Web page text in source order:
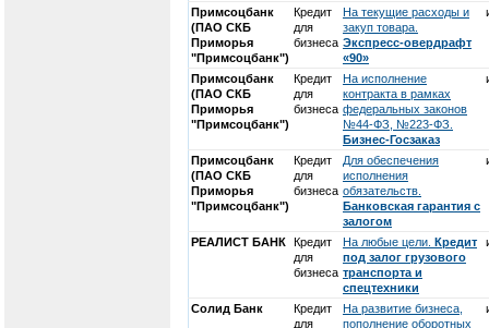
Примсоцбанк
(ПАО СКБ
Приморья
"Примсоцбанк")
Кредит
для
бизнеса
На текущие расходы и
закуп товара.
Экспресс-овердрафт
«90»
Примсоцбанк
(ПАО СКБ
Приморья
"Примсоцбанк")
Кредит
для
бизнеса
На исполнение
контракта в рамках
федеральных законов
№44-ФЗ, №223-ФЗ.
Бизнес-Госзаказ
Примсоцбанк
(ПАО СКБ
Приморья
"Примсоцбанк")
Кредит
для
бизнеса
Для обеспечения
исполнения
обязательств.
Банковская гарантия с
залогом
РЕАЛИСТ БАНК Кредит
для
бизнеса
На любые цели. Кредит
под залог грузового
транспорта и
спецтехники
Солид Банк
Кредит
для
На развитие бизнеса,
пополнение оборотных